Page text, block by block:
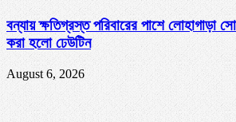
বন্যায় ক্ষতিগ্রস্ত পরিবারের পাশে লোহাগাড়া
করা হলো ঢেউটিন
August 6, 2026